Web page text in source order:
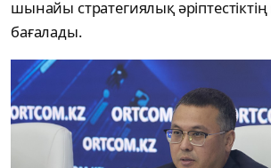
шынайы стратегиялық әріптестіктің
бағалады.